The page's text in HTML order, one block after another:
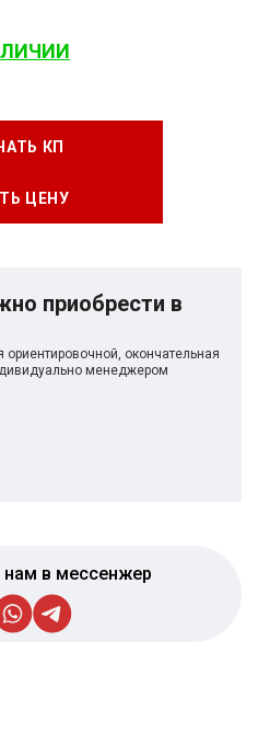
КП
ЦЕНУ
ориентировочной, окончательная
менеджером
нам в мессенжер